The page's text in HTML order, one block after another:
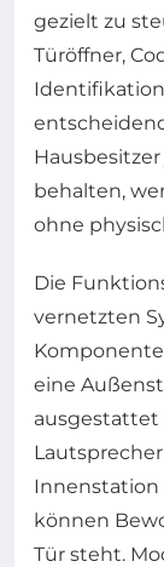
gezielt zu
Türöffner,
behalten,
ohne
Die
vernetzten
eine
ausgestattet
Innenstation
können
Tür steht.